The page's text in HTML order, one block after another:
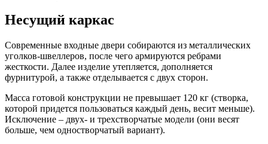
Несущий каркас
Современные входные двери собираются из металлических
уголков-швеллеров, после чего армируются ребрами
жесткости. Далее изделие утепляется, дополняется
фурнитурой, а также отделывается с двух сторон.
Масса готовой конструкции не превышает 120 кг (створка,
которой придется пользоваться каждый день, весит меньше).
Исключение – двух- и трехстворчатые модели (они весят
больше, чем одностворчатый вариант).